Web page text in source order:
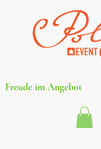
Freude im Angebot